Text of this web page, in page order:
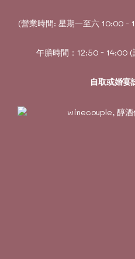
(營業時間: 星期一至六 10:00 -
午膳時間：12:50 - 14:00
自取或婚宴